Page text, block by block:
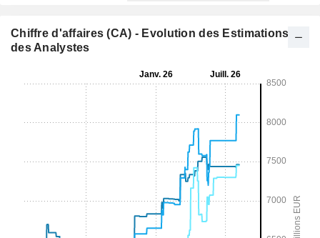
Chiffre d'affaires (CA) - Evolution des Estimations
des Analystes